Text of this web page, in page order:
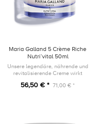
Maria Galland 5 Crème Riche
Nutri’vital 50ml
Unsere legendäre, nährende und
revitalisierende Creme wirkt
Zellregeneration.
56,50 € * 71,00 € *